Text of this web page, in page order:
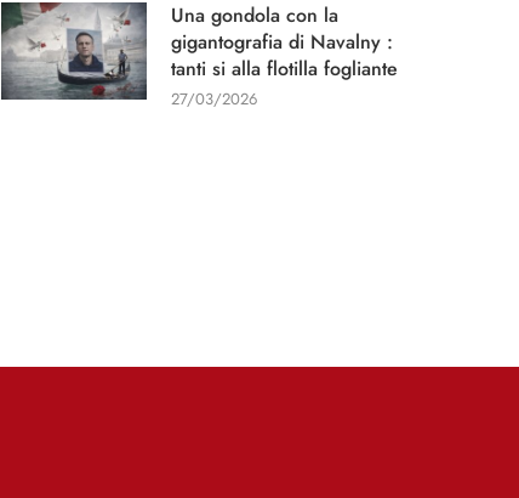
Una gondola con la
gigantografia di Navalny :
tanti si alla flotilla fogliante
27/03/2026